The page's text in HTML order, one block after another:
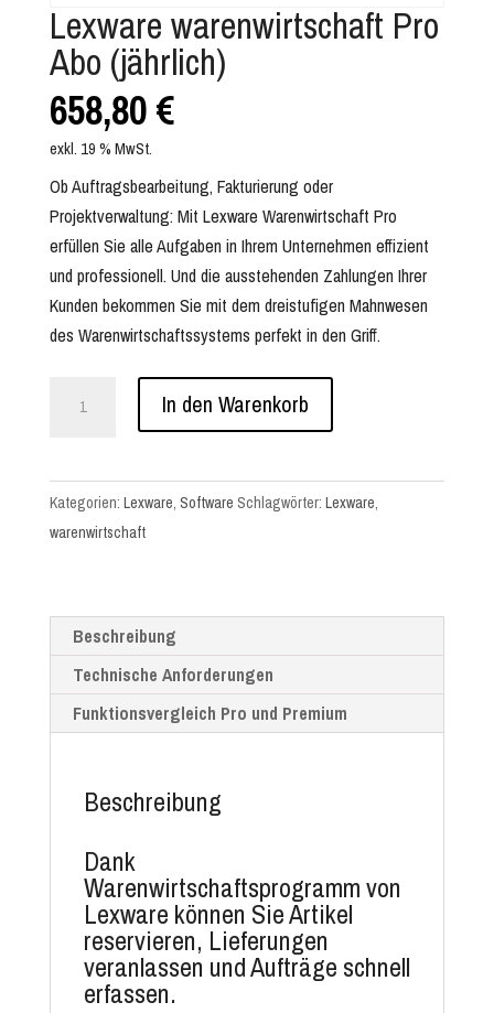
Lexware warenwirtschaft Pro
Abo (jährlich)
658,80€
exkl. 19 % MwSt.
Ob Auftragsbearbeitung, Fakturierung oder
Projektverwaltung: Mit Lexware Warenwirtschaft Pro
erfüllen Sie alle Aufgaben in Ihrem Unternehmen effizient
und professionell. Und die ausstehenden Zahlungen Ihrer
Kunden bekommen Sie mit dem dreistufigen Mahnwesen
des Warenwirtschaftssystems perfekt in den Griff.
warenwirtschaft
Abo
(jährlich)
Menge
In den Warenkorb
Kategorien: Lexware, Software Schlagwörter: Lexware,
warenwirtschaft
Beschreibung
Technische Anforderungen
Funktionsvergleich Pro und Premium
Beschreibung
Dank
Warenwirtschaftsprogramm von
Lexware können Sie Artikel
reservieren, Lieferungen
veranlassen und Aufträge schnell
erfassen.